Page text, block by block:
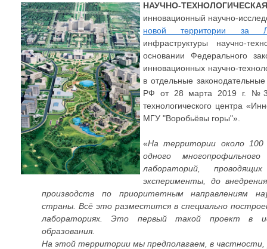
НАУЧНО-
инновационный научно-
новой территории за
инфраструктуры научно-
основании Федерального
инновационных научно-
в отдельные
РФ от 28 марта 2019 г.
технологического центра
МГУ "Воробьёвы горы"».
«На территории около
одного
лабораторий,
эксперименты, до
производств по приоритетным направлениям
страны. Всё это разместится в специально
лабораториях. Это первый такой проект в
образования.
На этой территории мы предполагаем, в